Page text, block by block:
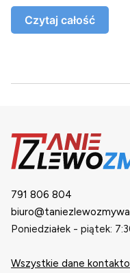
Czytaj całość
791 806 804
Poniedziałek - piątek:
Wszystkie dane